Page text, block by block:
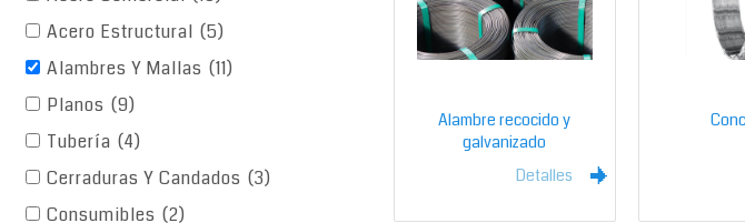
Acero Estructural (5)
Alambres Y Mallas (11)
Planos (9)
Tubería (4)
Cerraduras Y Candados (3)
Consumibles (2)
Alambre recocido y
galvanizado
Detalles
l